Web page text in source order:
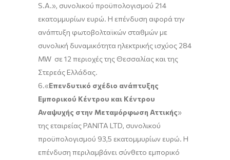
S.A.», συνολικού προϋπολογισμού 214
εκατομμυρίων ευρώ. Η επένδυση αφορά την
ανάπτυξη φωτοβολταϊκών σταθμών με
συνολική δυναμικότητα ηλεκτρικής ισχύος 284
MW σε 12 περιοχές της Θεσσαλίας και της
Στερεάς Ελλάδας.
6.«Επενδυτικό σχέδιο ανάπτυξης
Εμπορικού Κέντρου και Κέντρου
Αναψυχής στην Μεταμόρφωση Αττικής»
της εταιρείας PANITA LTD, συνολικού
προϋπολογισμού 93,5 εκατομμυρίων ευρώ. Η
επένδυση περιλαμβάνει σύνθετο εμπορικό